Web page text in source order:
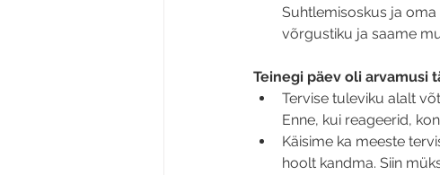
Suhtlemisoskus ja
võrgustiku ja saame
Teinegi päev oli arvamusi
Tervise tuleviku alalt
Enne, kui reageerid,
Käisime ka meeste
hoolt kandma. Siin